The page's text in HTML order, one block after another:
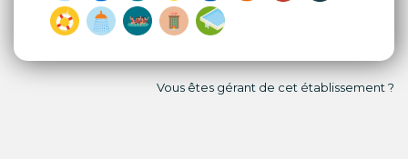
Vous êtes gérant de cet établissement ?